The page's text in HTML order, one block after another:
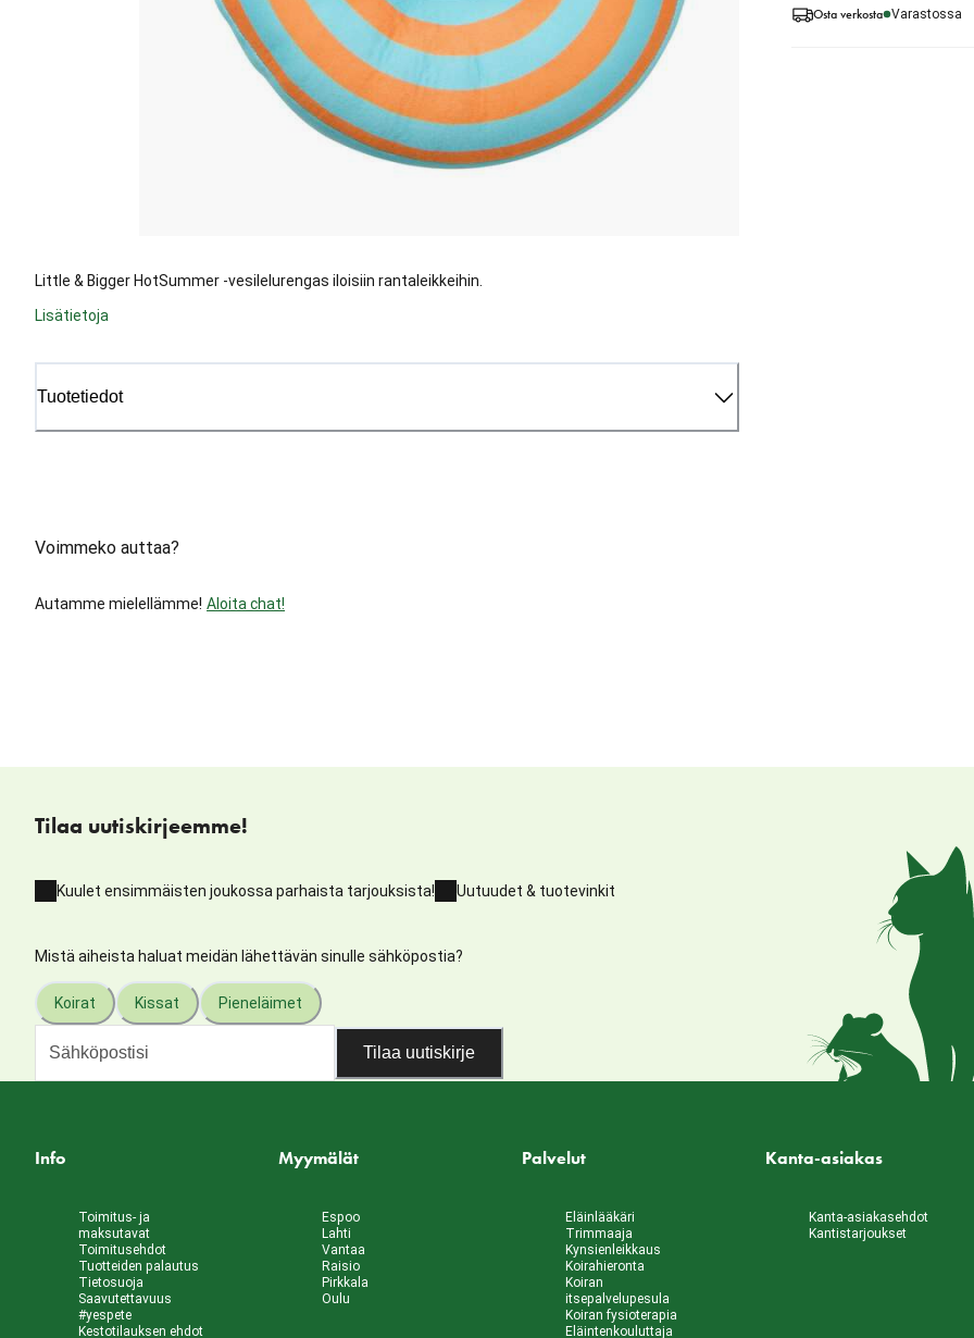
Little & Bigger HotSummer -vesilelurengas iloisiin rantaleikkeihin.
Lisätietoja
Tuotetiedot
Voimmeko auttaa?
Autamme mielellämme! Aloita chat!
Osta verkosta Varastossa
Tilaa uutiskirjeemme!
Kuulet ensimmäisten joukossa parhaista tarjouksista! Uutuudet & tuotevinkit
Mistä aiheista haluat meidän lähettävän sinulle sähköpostia?
Koirat Kissat Pieneläimet
Tilaa uutiskirje
Info
Toimitus- ja
maksutavat
Toimitusehdot
Tuotteiden palautus
Tietosuoja
Saavutettavuus
#yespete
Kestotilauksen ehdot
Myymälät
Espoo
Lahti
Vantaa
Raisio
Pirkkala
Oulu
Palvelut
Eläinlääkäri
Trimmaaja
Kynsienleikkaus
Koirahieronta
Koiran
itsepalvelupesula
Koiran fysioterapia
Eläintenkouluttaja
Kanta-asiakas
Kanta-asiakasehdot
Kantistarjoukset